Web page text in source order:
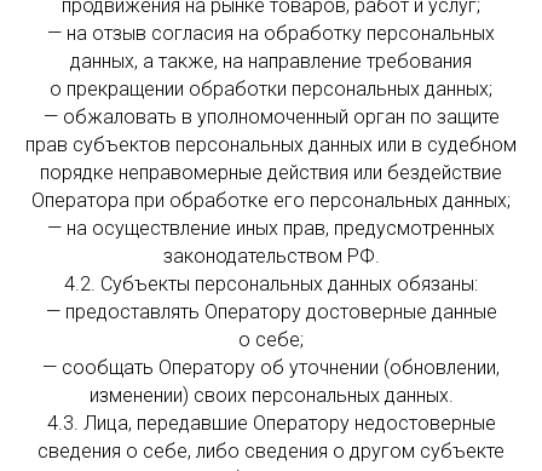
продвижения на рынке товаров, работ и услуг;
— на отзыв согласия на обработку персональных
данных, а также, на направление требования
о прекращении обработки персональных данных;
— обжаловать в уполномоченный орган по защите
прав субъектов персональных данных или в судебном
порядке неправомерные действия или бездействие
Оператора при обработке его персональных данных;
— на осуществление иных прав, предусмотренных
законодательством РФ.
4.2. Субъекты персональных данных обязаны:
— предоставлять Оператору достоверные данные
о себе;
— сообщать Оператору об уточнении (обновлении,
изменении) своих персональных данных.
4.3. Лица, передавшие Оператору недостоверные
сведения о себе, либо сведения о другом субъекте